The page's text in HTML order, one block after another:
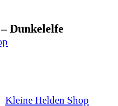
Kleine Helden Shop
Dunkelelfe